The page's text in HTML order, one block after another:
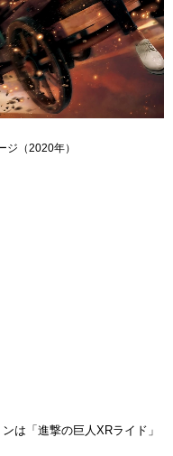
ジ（2020年）
は「進撃の巨人XRライド」